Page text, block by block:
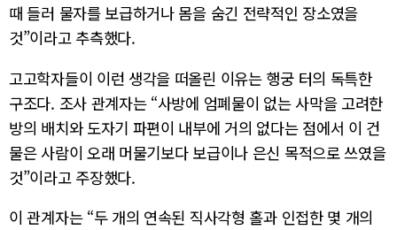
때 들러 물자를 보급하거나 몸을 숨긴 전략적인 장소였을
것”이라고 추측했다.
고고학자들이 이런 생각을 떠올린 이유는 행궁 터의 독특한
구조다. 조사 관계자는 “사방에 엄폐물이 없는 사막을 고려한
방의 배치와 도자기 파편이 내부에 거의 없다는 점에서 이 건
물은 사람이 오래 머물기보다 보급이나 은신 목적으로 쓰였을
것”이라고 주장했다.
이 관계자는 “두 개의 연속된 직사각형 홀과 인접한 몇 개의